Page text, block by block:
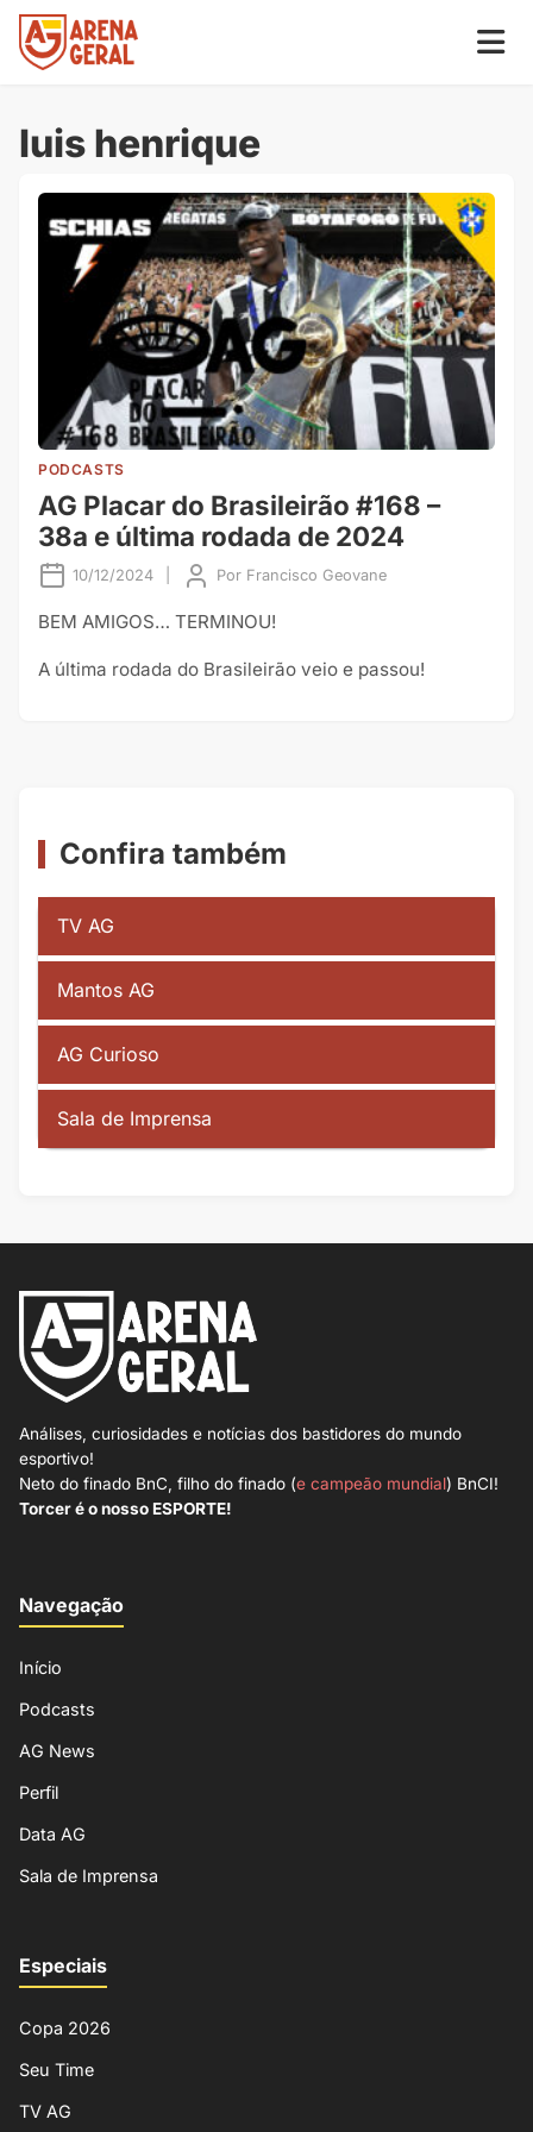
luis henrique
PODCASTS
AG Placar do Brasileirão #168 –
38a e última rodada de 2024
10/12/2024 Por Francisco Geovane
BEM AMIGOS… TERMINOU!
A última rodada do Brasileirão veio e passou!
Confira também
TV AG
Mantos AG
AG Curioso
Sala de Imprensa
Análises, curiosidades e notícias dos bastidores do mundo
esportivo!
Neto do finado BnC, filho do finado (e campeão mundial) BnCI!
Torcer é o nosso ESPORTE!
Navegação
Início
Podcasts
AG News
Perfil
Data AG
Sala de Imprensa
Especiais
Copa 2026
Seu Time
TV AG